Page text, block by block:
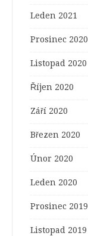
Leden 2021
Prosinec 2020
Listopad 2020
Říjen 2020
Září 2020
Březen 2020
Únor 2020
Leden 2020
Prosinec 2019
Listopad 2019